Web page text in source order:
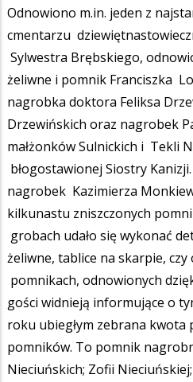
Odnowiono m.in. jeden z
cmentarzu
Sylwestra Brębskiego,
żeliwne i pomnik Franciszka
nagrobka doktora Feliksa
Drzewińskich oraz nagrobek
małżonków Sulnickich i Tekli
błogostawionej Siostry
nagrobek Kazimierza
kilkunastu zniszczonych
grobach udało się wykonać
żeliwne, tablice na skarpie,
pomnikach, odnowionych
gości widnieją informujące o
roku ubiegłym zebrana kwota
pomników. To pomnik
Nieciuńskich; Zofii